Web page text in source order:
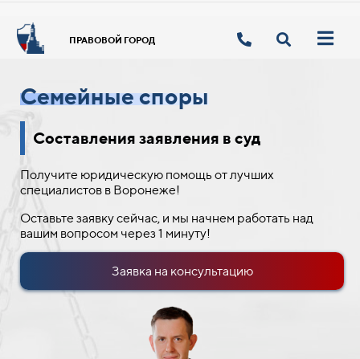
ПРАВОВОЙ ГОРОД
Семейные споры
Составления заявления в суд
Получите юридическую помощь от лучших
специалистов в Воронеже!
Оставьте заявку сейчас, и мы начнем работать над
вашим вопросом через 1 минуту!
Заявка на консультацию